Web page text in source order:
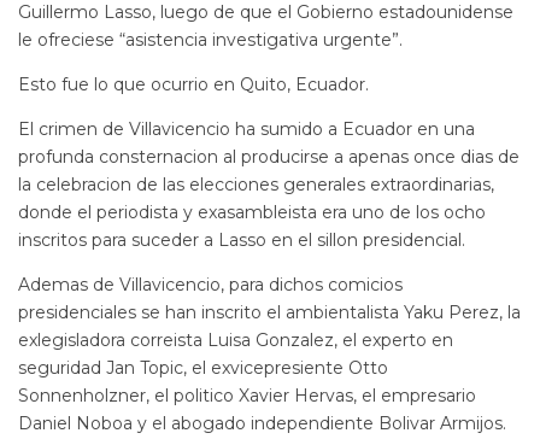
Guillermo Lasso, luego de que el Gobierno estadounidense
le ofreciese “asistencia investigativa urgente”.
Esto fue lo que ocurrio en Quito, Ecuador.
El crimen de Villavicencio ha sumido a Ecuador en una
profunda consternacion al producirse a apenas once dias de
la celebracion de las elecciones generales extraordinarias,
donde el periodista y exasambleista era uno de los ocho
inscritos para suceder a Lasso en el sillon presidencial.
Ademas de Villavicencio, para dichos comicios
presidenciales se han inscrito el ambientalista Yaku Perez, la
exlegisladora correista Luisa Gonzalez, el experto en
seguridad Jan Topic, el exvicepresiente Otto
Sonnenholzner, el politico Xavier Hervas, el empresario
Daniel Noboa y el abogado independiente Bolivar Armijos.